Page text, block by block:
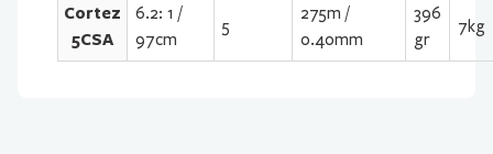
Cortez
5CSA
6.2: 1 /
97cm
5
275m /
0.40mm
396
gr
7kg